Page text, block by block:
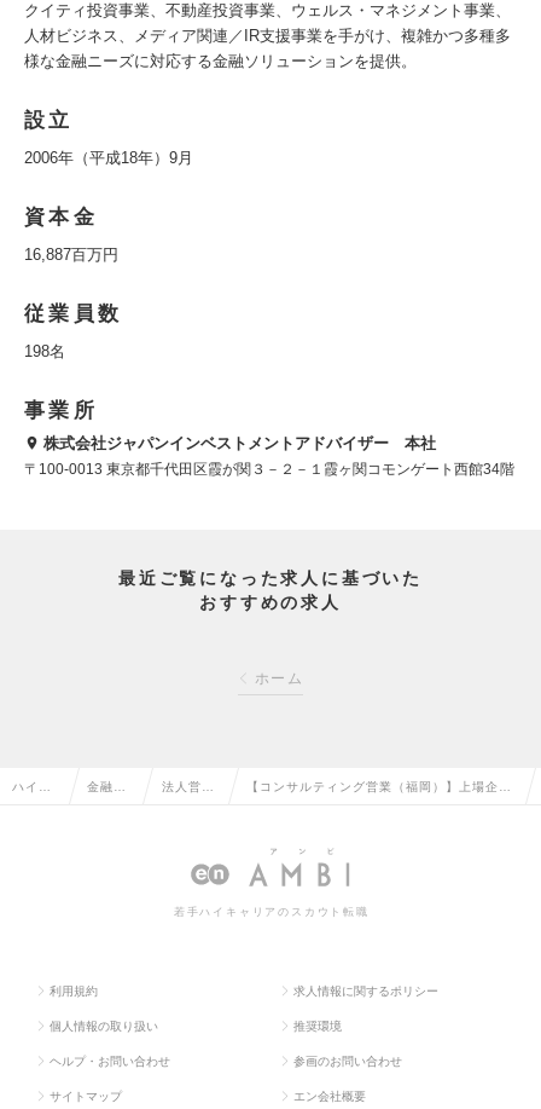
クイティ投資事業、不動産投資事業、ウェルス・マネジメント事業、
人材ビジネス、メディア関連／IR支援事業を手がけ、複雑かつ多種多
様な金融ニーズに対応する金融ソリューションを提供。
設立
2006年（平成18年）9月
資本金
16,887百万円
従業員数
198名
事業所
株式会社ジャパンインベストメントアドバイザー 本社
〒100-0013 東京都千代田区霞が関３－２－１霞ヶ関コモンゲート西館34階
最近ご覧になった求人に基づいた
おすすめの求人
ホーム
ハイク 金融系 法人営業
の転職
【コンサルティング営業（福岡）】上場企業
アアップ◎の求人情報
若手ハイキャリアのスカウト転職
利用規約 求人情報に関するポリシー
個人情報の取り扱い 推奨環境
ヘルプ・お問い合わせ 参画のお問い合わせ
サイトマップ エン会社概要